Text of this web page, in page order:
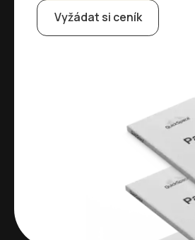
Vyžádat si ceník